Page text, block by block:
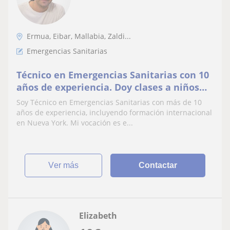
Ermua, Eibar, Mallabia, Zaldi...
Emergencias Sanitarias
Técnico en Emergencias Sanitarias con 10
años de experiencia. Doy clases a niños
para que aprendan de forma fácil
Soy Técnico en Emergencias Sanitarias con más de 10
años de experiencia, incluyendo formación internacional
en Nueva York. Mi vocación es e...
ver más Contactar
Elizabeth